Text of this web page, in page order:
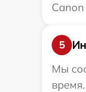
5
Мы
время.